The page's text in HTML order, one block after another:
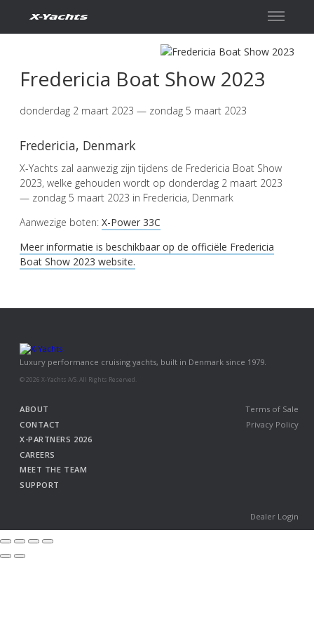
Fredericia Boat Show 2023
donderdag 2 maart 2023 — zondag 5 maart 2023
Fredericia, Denmark
X-Yachts zal aanwezig zijn tijdens de Fredericia Boat Show
2023, welke gehouden wordt op donderdag 2 maart 2023
— zondag 5 maart 2023 in Fredericia, Denmark
Aanwezige boten: X-Power 33C
Meer informatie is beschikbaar op de officiële Fredericia
Boat Show 2023 website.
Luxury performance cruising yachts, built in Denmark since 1979.
© 2026 X-Yachts A/S. All Rights Reserved.
ABOUT
CONTACT
X-PARTNERS 2026
CAREERS
MEET THE TEAM
SUPPORT
Dealer Login
Terms of Sale
Privacy Policy